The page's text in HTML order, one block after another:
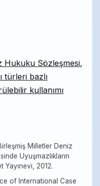
Hukuku Sözleşmesi,
türleri bazlı
kullanımı
Milletler Deniz
Uyuşmazlıkların
Yayınevi, 2012.
of International Case